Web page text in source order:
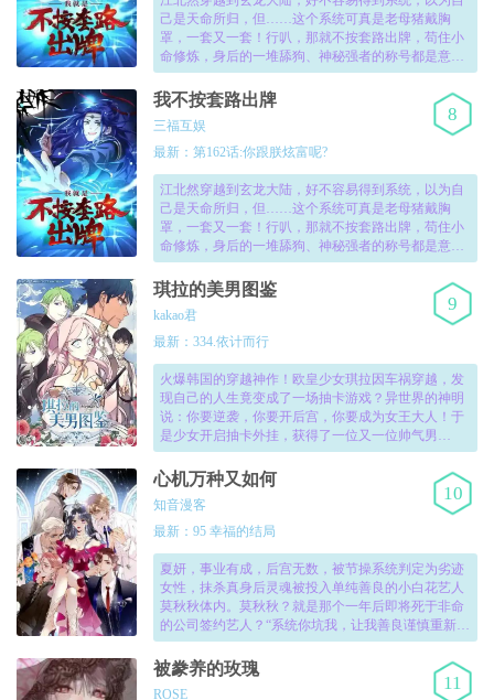
己是天命所归，但……这个系统可真是老母猪戴胸
罩，一套又一套！行叭，那就不按套路出牌，苟住小
命修炼，身后的一堆舔狗、神秘强者的称号都是意
外，我也不想的！不过，这个系统和世界，好像都不
简单啊……！
我不按套路出牌
三福互娱
最新：第162话:你跟朕炫富呢?
8
江北然穿越到玄龙大陆，好不容易得到系统，以为自
己是天命所归，但……这个系统可真是老母猪戴胸
罩，一套又一套！行叭，那就不按套路出牌，苟住小
命修炼，身后的一堆舔狗、神秘强者的称号都是意
外，我也不想的！不过，这个系统和世界，好像都不
简单啊……！
琪拉的美男图鉴
kakao君
最新：334.依计而行
9
火爆韩国的穿越神作！欧皇少女琪拉因车祸穿越，发
现自己的人生竟变成了一场抽卡游戏？异世界的神明
说：你要逆袭，你要开后宫，你要成为女王大人！于
是少女开启抽卡外挂，获得了一位又一位帅气男
仆。“啊~鼻血！就让我用美男来造福世界吧！”！
心机万种又如何
知音漫客
最新：95 幸福的结局
10
夏妍，事业有成，后宫无数，被节操系统判定为劣迹
女性，抹杀真身后灵魂被投入单纯善良的小白花艺人
莫秋秋体内。莫秋秋？就是那个一年后即将死于非命
的公司签约艺人？“系统你坑我，让我善良谨慎重新做
人然后等死吗?”大号被封，小号重练，系统让我温良
俭恭去送死，我偏要凭实力走上人生巅峰！《心机万
种又如何》是一部类型为大女主|后宫的高人气国漫漫
被豢养的玫瑰
ROSE
11